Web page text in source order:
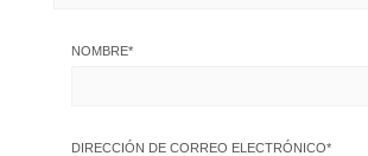
NOMBRE*
DIRECCIÓN DE CORREO ELECTRÓNICO*